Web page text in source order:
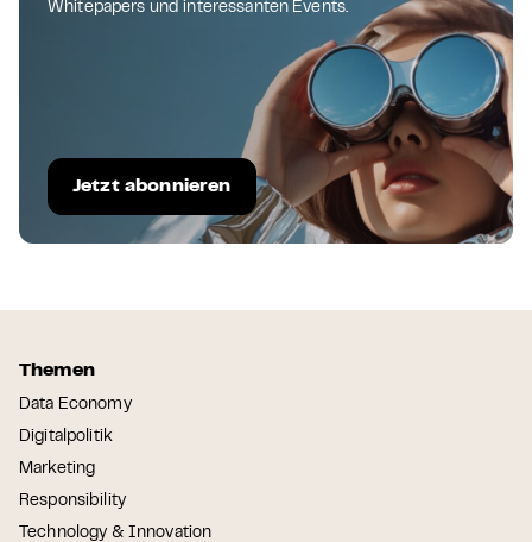
Whitepapers und interessanten Events.
Jetzt abonnieren
Themen
Data Economy
Digitalpolitik
Marketing
Responsibility
Technology & Innovation